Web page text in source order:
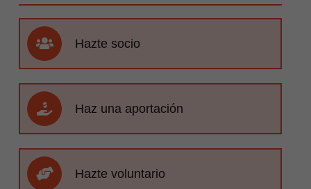
Hazte socio
Haz una aportación
Hazte voluntario